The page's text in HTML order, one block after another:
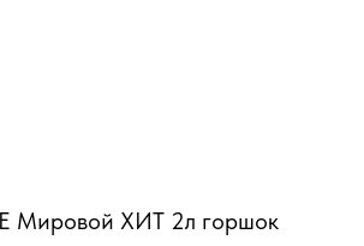
Мировой ХИТ 2л горшок